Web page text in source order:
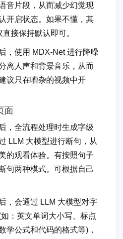
音片段，从而减少幻觉现
开启状态。如果不懂，其
接保持默认即可。
，使用 MDX-Net 进行降噪
离人声和背景音乐，从而
议只在嘈杂的视频中开
面
，全流程处理时生成字级
LLM 大模型进行断句，从
的观看体验。有按照句子
句两种模式。可根据自己
，会通过 LLM 大模型对字
：英文单词大小写、标点
学公式和代码的格式等)，